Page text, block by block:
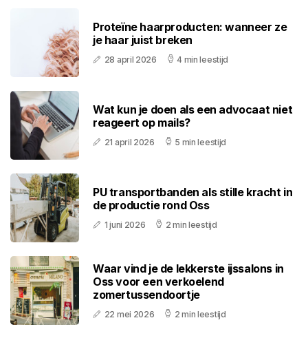
Proteïne haarproducten: wanneer ze
je haar juist breken
28 april 2026 4 min leestijd
Wat kun je doen als een advocaat niet
reageert op mails?
21 april 2026 5 min leestijd
PU transportbanden als stille kracht in
de productie rond Oss
1 juni 2026 2 min leestijd
Waar vind je de lekkerste ijssalons in
Oss voor een verkoelend
zomertussendoortje
22 mei 2026 2 min leestijd